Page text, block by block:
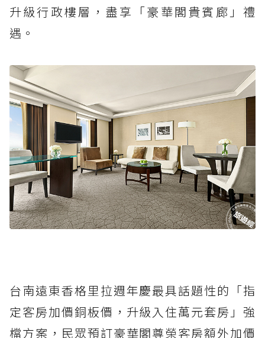
升級行政樓層，盡享「豪華閣貴賓廊」禮
遇。
台南遠東香格里拉週年慶最具話題性的「指
定客房加價銅板價，升級入住萬元套房」強
檔方案，民眾預訂豪華閣尊榮客房額外加價